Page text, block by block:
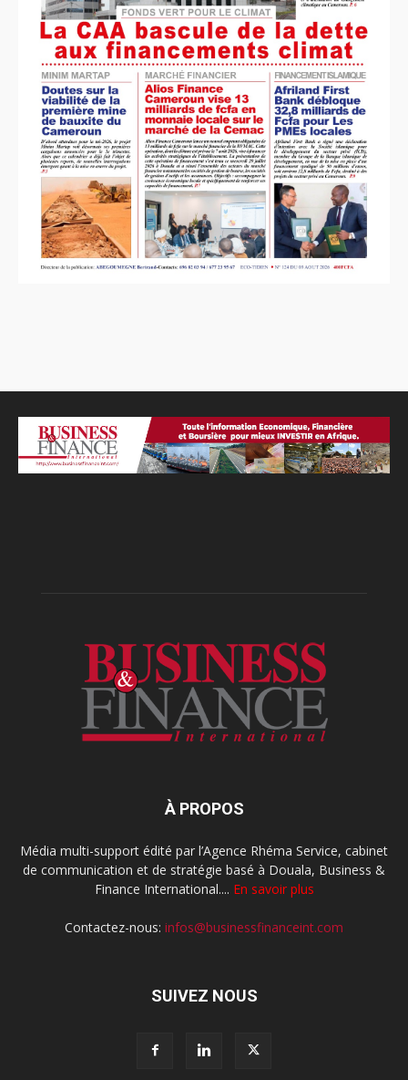
À PROPOS
Média multi-support édité par l’Agence Rhéma Service, cabinet
de communication et de stratégie basé à Douala, Business &
Finance International.... En savoir plus
Contactez-nous: infos@businessfinanceint.com
SUIVEZ NOUS